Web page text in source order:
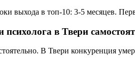
выхода в топ-10: 3-5 месяцев.
в Твери
В Твери конкуренция